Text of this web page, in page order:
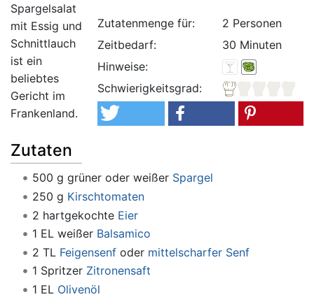
Zutatenmenge für:
2 Personen
Zeitbedarf:
30 Minuten
Hinweise:
Schwierigkeitsgrad:
Spargelsalat
mit Essig und
Schnittlauch
ist ein
beliebtes
Gericht im
Frankenland.
Zutaten
500 g grüner oder weißer Spargel
250 g Kirschtomaten
2 hartgekochte Eier
1 EL weißer Balsamico
2 TL Feigensenfoder mittelscharfer Senf
1 Spritzer Zitronensaft
1 EL Olivenöl